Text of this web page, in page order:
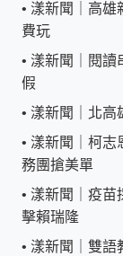
• 漾新聞｜高
費玩
• 漾新聞｜閱
假
• 漾新聞｜北
• 漾新聞｜柯
務團搶美單
• 漾新聞｜疫
擊賴瑞隆
• 漾新聞｜雙